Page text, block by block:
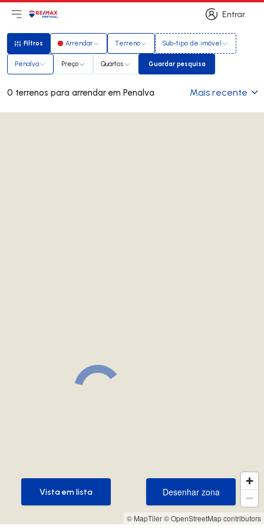
Entrar
Entrar
Abri menu principal
LogoIr para página inicial
Filtros
Filtros Arrendar Terreno Sub-tipo de imóvel
Penalva Preço Quartos Guardar pesquisa
Guardar pesquisa
0 terrenos para arrendar em Penalva Mais recente
© MapTiler© OpenStreetMap contributors
Desenhar zona
Desenhar zona
Vista em lista
Vista em lista